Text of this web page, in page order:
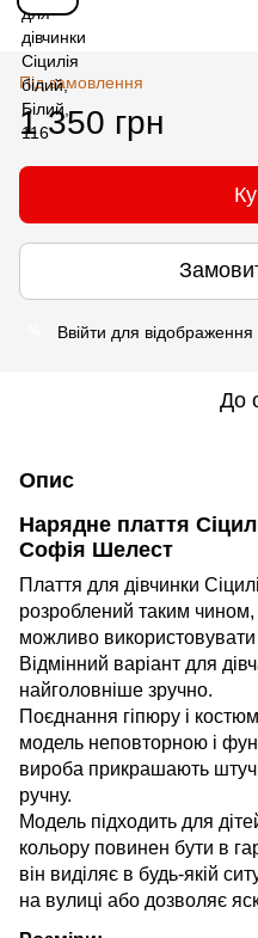
Під замовлення
1 350 грн
Ввійти для відображення
До
Опис
Нарядне плаття
Софія Шелест
Плаття для дівчинки
розроблений таким
можливо
Відмінний варіант для
найголовніше зручно.
Поєднання гіпюру і
модель неповторною і
вироба прикрашають
ручну.
Модель підходить для
кольору повинен бути в
він виділяє в будь-якій
на вулиці або дозволяє